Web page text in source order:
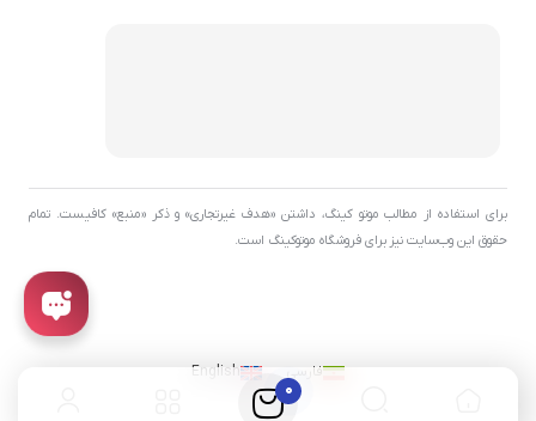
0
برای استفاده از مطالب موتو کینگ، داشتن «هدف غیرتجاری» و ذکر «منبع» کافیست. تمام
حقوق اين وب‌سايت نیز برای فروشگاه موتوکینگ است.
فارسی English